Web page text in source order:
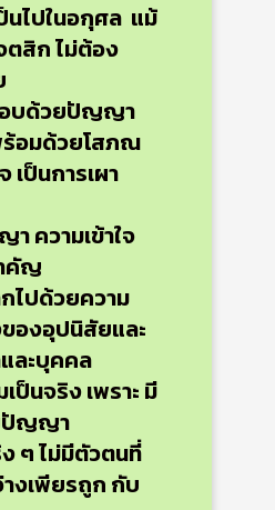
นไปในอกุศล แม้
ตสิก ไม่ต้อง
อบด้วยปัญญา
ร้อมด้วยโสภณ
ป็นการเผา
ความเข้าใจ
คัญ
ไปด้วยความ
องอุปนิสัยและ
ละบุคคล
นจริง เพราะ มี
บปัญญา
ๆ ไม่มีตัวตนที่
างเพียรถูก กับ